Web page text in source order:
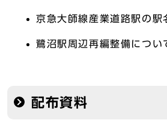
京急大師線産業道路駅の駅
鷺沼駅周辺再編整備につい
配布資料